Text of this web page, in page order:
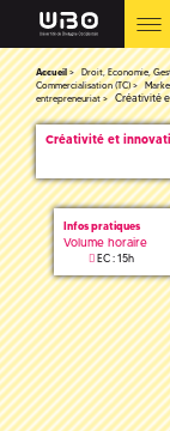
Accueil Droit, Economie,
Commercialisation (TC)
entrepreneuriat
Créativité
Créativité et
Infos pratiques
Volume horaire
EC : 15h